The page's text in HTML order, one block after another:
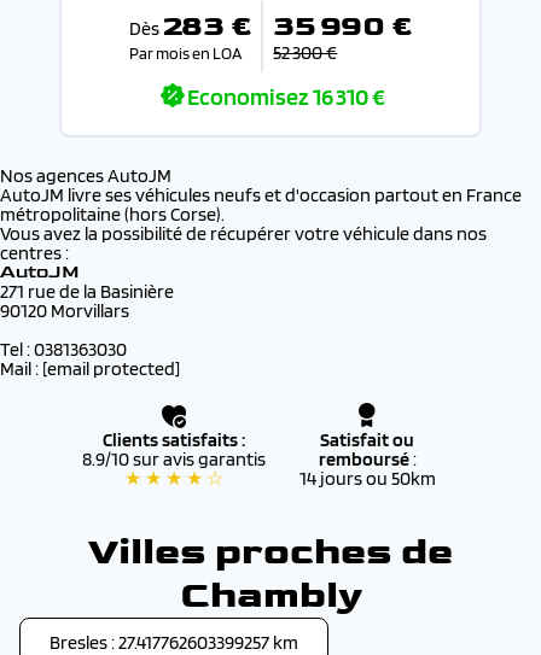
Dès 283 €
Par mois en LOA
35 990 €
52 300 €
Economisez16 310 €
Nos agences AutoJM
AutoJM livre ses véhicules neufs et d'occasion partout en France
métropolitaine (hors Corse).
Vous avez la possibilité de récupérer votre véhicule dans nos
centres :
AutoJM
271 rue de la Basinière
90120 Morvillars
Tel : 0381363030
Mail : [email protected]
Clients satisfaits :
8.9/10 sur avis garantis
★ ★ ★ ★ ☆
Satisfait ou
remboursé:
14 jours ou 50km
Villes proches de
Chambly
Bresles : 27.417762603399257 km